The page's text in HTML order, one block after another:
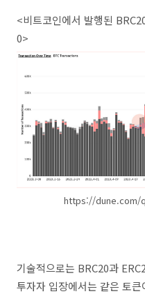
<비트코인에서 발행된
0>
https://dune.com/
기술적으로는 BRC20과
투자자 입장에서는 같은 토